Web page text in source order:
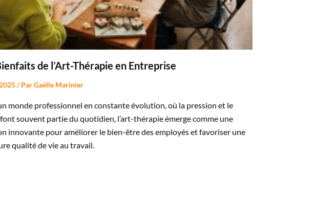
de l’Art-Thérapie en Entreprise
/ ParGaëlle Marinier
monde professionnel en constante évolution, où la pression et le
souvent partie du quotidien, l’art-thérapie émerge comme une
innovante pour améliorer le bien-être des employés et favoriser une
qualité de vie au travail.